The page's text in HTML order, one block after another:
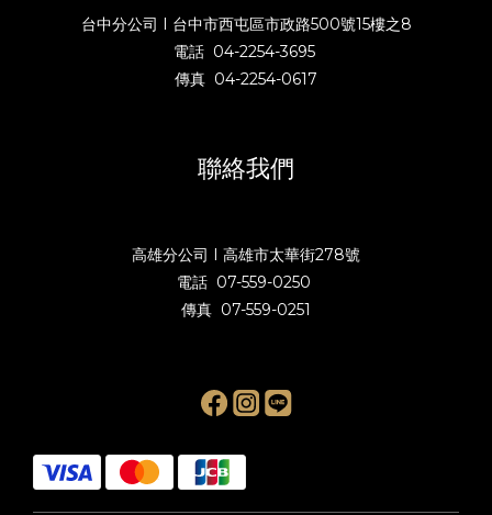
台中分公司 I 台中市西屯區市政路500號15樓之8
電話 04-2254-3695
傳真 04-2254-0617
聯絡我們
高雄分公司 I 高雄市太華街278號
電話 07-559-0250
傳真 07-559-0251